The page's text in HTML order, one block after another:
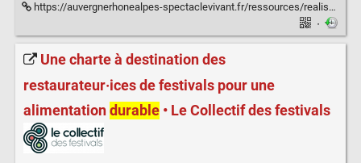
https://auvergnerhonealpes-spectaclevivant.fr/ressources/realiser-son-bilan-carbone/
·
Une charte à destination des
restaurateur·ices de festivals pour une
alimentationdurable• Le Collectif des festivals